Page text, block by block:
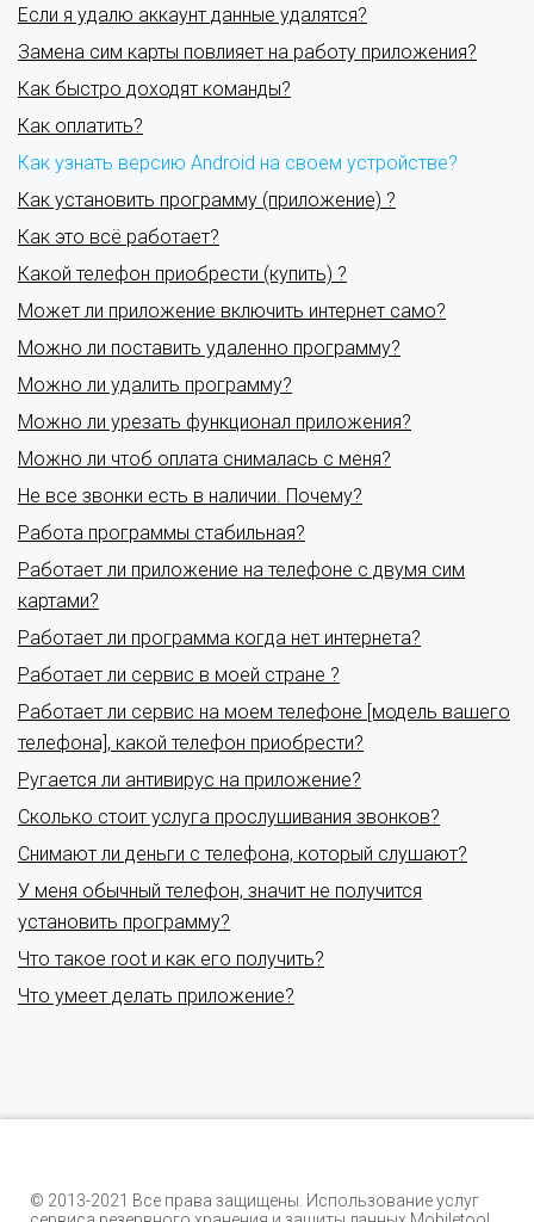
Если я удалю аккаунт данные удалятся?
Замена сим карты повлияет на работу приложения?
Как быстро доходят команды?
Как оплатить?
Как узнать версию Android на своем устройстве?
Как установить программу (приложение) ?
Как это всё работает?
Какой телефон приобрести (купить) ?
Может ли приложение включить интернет само?
Можно ли поставить удаленно программу?
Можно ли удалить программу?
Можно ли урезать функционал приложения?
Можно ли чтоб оплата снималась с меня?
Не все звонки есть в наличии. Почему?
Работа программы стабильная?
Работает ли приложение на телефоне с двумя сим
картами?
Работает ли программа когда нет интернета?
Работает ли сервис в моей стране ?
Работает ли сервис на моем телефоне [модель вашего
телефона], какой телефон приобрести?
Ругается ли антивирус на приложение?
Сколько стоит услуга прослушивания звонков?
Снимают ли деньги с телефона, который слушают?
У меня обычный телефон, значит не получится
установить программу?
Что такое root и как его получить?
Что умеет делать приложение?
© 2013-2021 Все права защищены. Использование услуг